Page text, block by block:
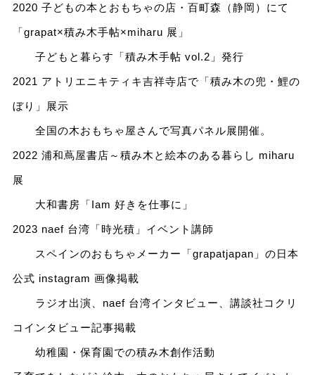
2020 子どもの本とおもちゃの店・百町森（静岡）にて
「grapat×積み木手帖×miharu 展」
子どもと暮らす「積み木手帖 vol.2」発行
2021 アトリエニキティキ吉祥寺店で「積み木の兜・鯉の
ぼり」展示
全国の木おもちゃ屋さんで写真パネル展開催。
2022 浦和蔦屋書店～積み木と絵本のある暮らし miharu
展
大和書房「Iam 好きを仕事に」
2023 naef 台湾「時光積」イベント講師
スペインのおもちゃメーカー「grapatjapan」の日本
公式 instagram 画像掲載
ラジオ出演、naef 台湾インタビュー、講談社コクリ
コインタビュー記事掲載
幼稚園・保育園での積み木創作活動